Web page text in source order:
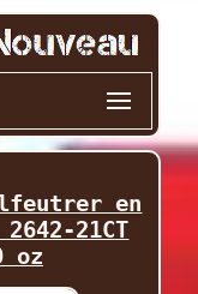
en
21CT
oz